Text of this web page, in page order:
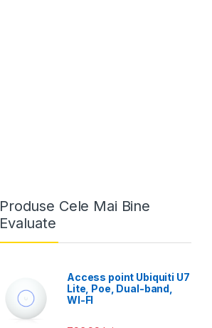
Produse Cele Mai Bine
Evaluate
Access point Ubiquiti U7
Lite, Poe, Dual-band,
WI-FI